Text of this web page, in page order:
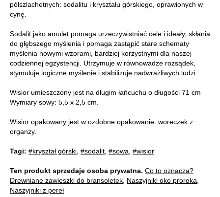
półszlachetnych: sodalitu i kryształu górskiego, oprawionych w
cynę.
Sodalit jako amulet pomaga urzeczywistniać cele i ideały, skłania
do głębszego myślenia i pomaga zastąpić stare schematy
myślenia nowymi wzorami, bardziej korzystnymi dla naszej
codziennej egzystencji. Utrzymuje w równowadze rozsądek,
stymuluje logiczne myślenie i stabilizuje nadwrażliwych ludzi.
Wisior umieszczony jest na długim łańcuchu o długości 71 cm
Wymiary sowy: 5,5 x 2,5 cm.
Wisior opakowany jest w ozdobne opakowanie: woreczek z
organzy.
Tagi: #kryształ górski, #sodalit, #sowa, #wisior
Ten produkt sprzedaje osoba prywatna. Co to oznacza?
Drewniane zawieszki do bransoletek, Naszyjniki oko proroka,
Naszyjniki z pereł